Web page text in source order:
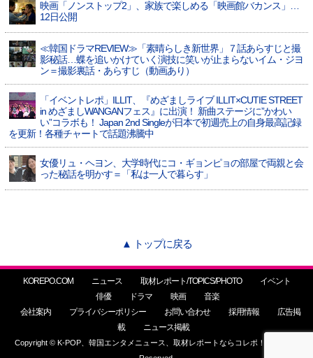
映画「ノンストップ2」、家族で楽しめる「映画館バカンス」…
12日公開
≪韓国ドラマREVIEW≫「素晴らしき新世界」７話あらすじと撮
影秘話…蝶を追いかけていく演技に笑いが止まらないイム・ジヨ
ン＝撮影裏話・あらすじ（動画あり）
「イベントレポ」ILLIT、『めざましライブ ILLIT×CUTIE STREET
in めざましWANGANフェス』に出演！ 新曲ステージに”かわい
い”コラボも！ Japan 2nd Singleが日本で初週売上の自身最高記録
を更新！各種チャートで話題沸騰中
女優リュ・ヘヨン、大学時代にコ・ギョンピョの部屋で両親と会
った秘話を明かす＝「私は一人で暮らす」
▲ トップに戻る
KOREPO.COM ニュース 取材レポート/TOPICS/PHOTO
イベント
俳優
ドラマ 映画
音楽
会社案内
プライバシーポリシー お問い合わせ 採用情報
広告掲
載
ニュース掲載
Copyright © K-POP、韓国エンタメニュース、取材レポートならコレポ！ All Rights